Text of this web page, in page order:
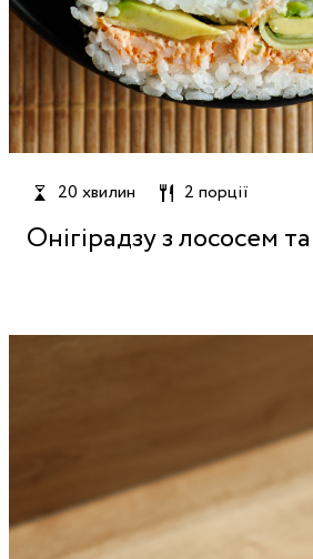
20 хвилин 2 порції
Онігірадзу з лососем та